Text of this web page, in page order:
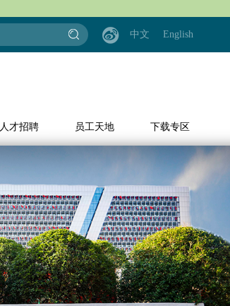
中文 English
人才招聘 员工天地 下载专区